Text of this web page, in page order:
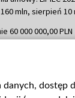
mln, sierpień 10
60 000 000,00 PLN
umowy:
dostęp